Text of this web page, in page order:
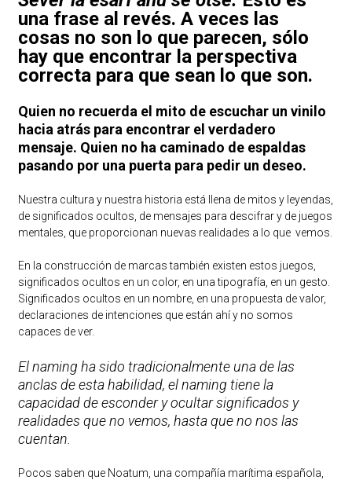
una frase al revés. A veces las
cosas no son lo que parecen, sólo
hay que encontrar la perspectiva
correcta para que sean lo que son.
Quien no recuerda el mito de escuchar un vinilo
hacia atrás para encontrar el verdadero
mensaje. Quien no ha caminado de espaldas
pasando por una puerta para pedir un deseo.
Nuestra cultura y nuestra historia está llena de mitos y leyendas,
de significados ocultos, de mensajes para descifrar y de juegos
mentales, que proporcionan nuevas realidades a lo que vemos.
En la construcción de marcas también existen estos juegos,
significados ocultos en un color, en una tipografía, en un gesto.
Significados ocultos en un nombre, en una propuesta de valor,
declaraciones de intenciones que están ahí y no somos
capaces de ver.
El naming ha sido tradicionalmente una de las
anclas de esta habilidad, el naming tiene la
capacidad de esconder y ocultar significados y
realidades que no vemos, hasta que no nos las
cuentan.
Pocos saben que Noatum, una compañía marítima española,